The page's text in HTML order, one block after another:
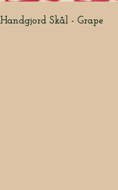
Handgjord Skål - Grape